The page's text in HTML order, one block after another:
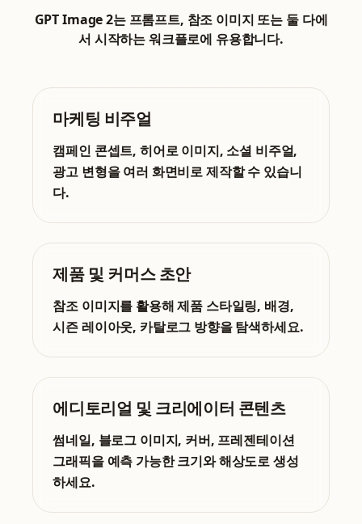
GPT Image 2는 프롬프트, 참조 이미지 또는 둘 다에
서 시작하는 워크플로에 유용합니다.
마케팅 비주얼
캠페인 콘셉트, 히어로 이미지, 소셜 비주얼,
광고 변형을 여러 화면비로 제작할 수 있습니
다.
제품 및 커머스 초안
참조 이미지를 활용해 제품 스타일링, 배경,
시즌 레이아웃, 카탈로그 방향을 탐색하세요.
에디토리얼 및 크리에이터 콘텐츠
썸네일, 블로그 이미지, 커버, 프레젠테이션
그래픽을 예측 가능한 크기와 해상도로 생성
하세요.